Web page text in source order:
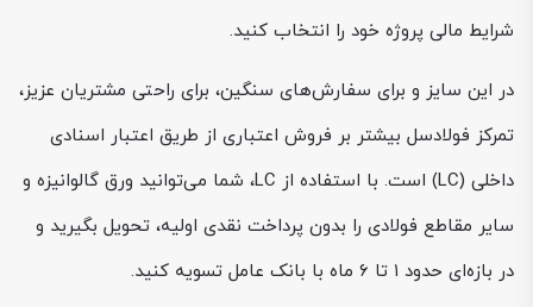
شرایط مالی پروژه خود را انتخاب کنید.
در این سایز و برای سفارش‌های سنگین، برای راحتی مشتریان عزیز،
تمرکز فولادسل بیشتر بر فروش اعتباری از طریق اعتبار اسنادی
داخلی (LC) است. با استفاده از LC، شما می‌توانید ورق گالوانیزه و
سایر مقاطع فولادی را بدون پرداخت نقدی اولیه، تحویل بگیرید و
در بازه‌ای حدود ۱ تا ۶ ماه با بانک عامل تسویه کنید.